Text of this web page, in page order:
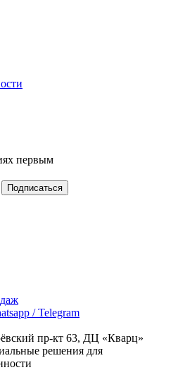
первым
/ Telegram
пр-кт 63, ДЦ «Кварц»
решения для